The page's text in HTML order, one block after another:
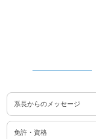
系長からのメッセージ
免許・資格